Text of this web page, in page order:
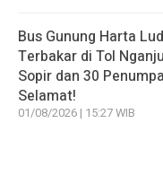
Bus Gunung Harta
Terbakar di Tol
Sopir dan 30
Selamat!
01/08/2026 | 15:27 WIB